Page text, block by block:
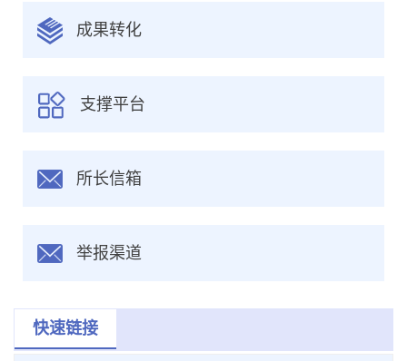
成果转化
支撑平台
所长信箱
举报渠道
快速链接